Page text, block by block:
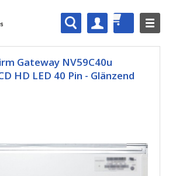
Gateway NV59C40u
HD LED 40 Pin - Glänzend